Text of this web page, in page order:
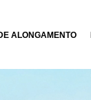
ALONGAMENTO